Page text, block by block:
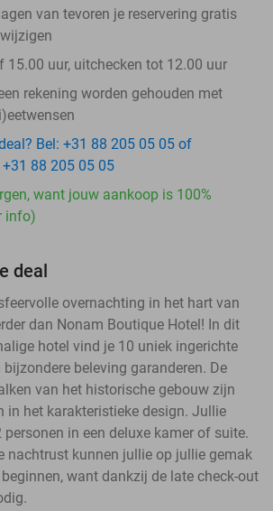
van tevoren je reservering gratis
15.00 uur, uitchecken tot 12.00 uur
rekening worden gehouden met
Bel: +31 88 205 05 05 of
88 205 05 05
want jouw aankoop is 100%
info)
deal
overnachting in het hart van
dan Nonam Boutique Hotel! In dit
hotel vind je 10 uniek ingerichte
bijzondere beleving garanderen. De
van het historische gebouw zijn
in het karakteristieke design. Jullie
in een deluxe kamer of suite.
nachtrust kunnen jullie op jullie gemak
want dankzij de late check-out